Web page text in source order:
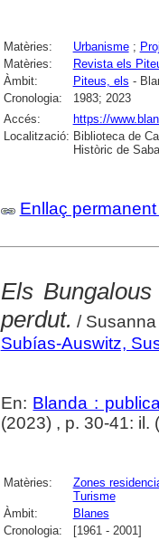
Matèries: Urbanisme;
Matèries:
Revista els
Àmbit:
Piteus, els -
Cronologia:
1983; 2023
Accés:
https://
Localització: Biblioteca de
Històric de
Enllaç
Els
perdut. /
Subías-Auswitz,
En: Blanda :
(2023) , p. 30-41: il. (
Matèries: Zones
Turisme
Àmbit:
Blanes
Cronologia:
[1961 - 2001]